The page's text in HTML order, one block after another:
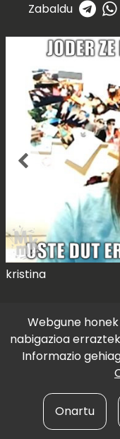
Zabaldu
kristina
Webgune
nabigazioa
Informazio
Onartu